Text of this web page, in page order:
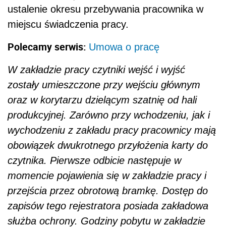
ustalenie okresu przebywania pracownika w
miejscu świadczenia pracy.
Polecamy serwis: Umowa o pracę
W zakładzie pracy czytniki wejść i wyjść
zostały umieszczone przy wejściu głównym
oraz w korytarzu dzielącym szatnię od hali
produkcyjnej. Zarówno przy wchodzeniu, jak i
wychodzeniu z zakładu pracy pracownicy mają
obowiązek dwukrotnego przyłożenia karty do
czytnika. Pierwsze odbicie następuje w
momencie pojawienia się w zakładzie pracy i
przejścia przez obrotową bramkę. Dostęp do
zapisów tego rejestratora posiada zakładowa
służba ochrony. Godziny pobytu w zakładzie